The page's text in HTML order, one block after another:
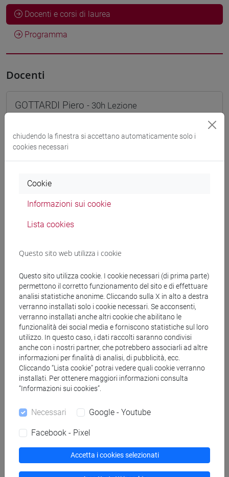
Docenti e corsi di laurea
Programma
Docenti
GOTTARDI Piero - 30h Lezione
Materiali didattici
Struttura generale dell'insegnamento
ECONOMIA POLITICA
ECONOMIA POLITICA - 1
ECONOMIA POLITICA - 1 Cognomi A-
Di
ECONOMIA POLITICA - 1 Cognomi Dl-
Pas
ECONOMIA POLITICA - 1 Cognomi
ECONOMIA POLITICA - 1 -
ESERCITAZIONI Cognomi A-Di
ECONOMIA POLITICA - 1 -
ESERCITAZIONI Cognomi Dl-Pas
chiudendo la finestra si accettano automaticamente solo i
cookies necessari
Cookie
Informazioni sui cookie
Lista cookies
Questo sito web utilizza i cookie
Questo sito utilizza cookie. I cookie necessari (di prima parte)
permettono il corretto funzionamento del sito e di effettuare
analisi statistiche anonime. Cliccando sulla X in alto a destra
verranno installati solo i cookie necessari. Se acconsenti,
verranno installati anche altri cookie che abilitano le
funzionalità dei social media e forniscono statistiche sul loro
utilizzo. In questo caso, i dati raccolti saranno condivisi
anche con i nostri partner, che potrebbero associarli ad altre
informazioni per finalità di analisi, di pubblicità, ecc.
Cliccando “Lista cookie” potrai vedere quali cookie verranno
installati. Per ottenere maggiori informazioni consulta
“Informazioni sui cookies”.
Necessari Google - Youtube
Facebook - Pixel
Accetta i cookies selezionati